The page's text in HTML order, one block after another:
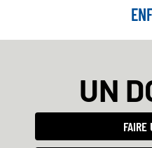
UN
FAIRE